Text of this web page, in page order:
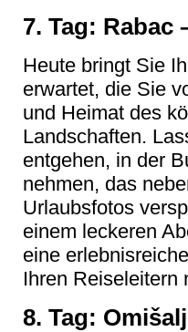
7. Tag: Rabac
Heute bringt Sie
erwartet, die Sie
und Heimat des
Landschaften.
entgehen, in der
nehmen, das
Urlaubsfotos
einem leckeren
eine
Ihren Reiseleitern
8. Tag: